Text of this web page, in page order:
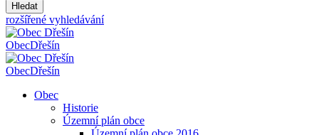
Hledat
rozšířené vyhledávání
ObecDřešín
ObecDřešín
Obec
Historie
Územní plán obce